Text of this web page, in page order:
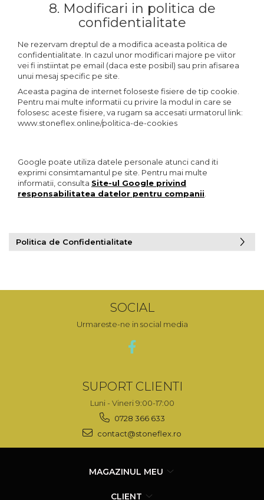
8. Modificari in politica de
confidentialitate
Ne rezervam dreptul de a modifica aceasta politica de
confidentialitate. In cazul unor modificari majore pe viitor
vei fi instiintat pe email (daca este posibil) sau prin afisarea
unui mesaj specific pe site.
Aceasta pagina de internet foloseste fisiere de tip cookie.
Pentru mai multe informatii cu privire la modul in care se
folosesc aceste fisiere, va rugam sa accesati urmatorul link:
www.stoneflex.online/politica-de-cookies
Google poate utiliza datele personale atunci cand iti
exprimi consimtamantul pe site. Pentru mai multe
informatii, consulta Site-ul Google privind
responsabilitatea datelor pentru companii.
Politica de Confidentialitate
SOCIAL
Urmareste-ne in social media
SUPORT CLIENTI
Luni - Vineri 9:00-17:00
0728 366 633
contact@stoneflex.ro
MAGAZINUL MEU
CLIENT